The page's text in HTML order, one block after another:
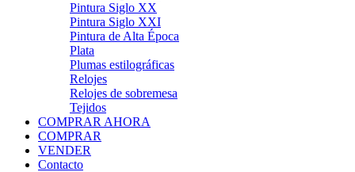
Pintura Siglo XX
Pintura Siglo XXI
Pintura de Alta Época
Plata
Plumas estilográficas
Relojes
Relojes de sobremesa
Tejidos
COMPRAR AHORA
COMPRAR
VENDER
Contacto